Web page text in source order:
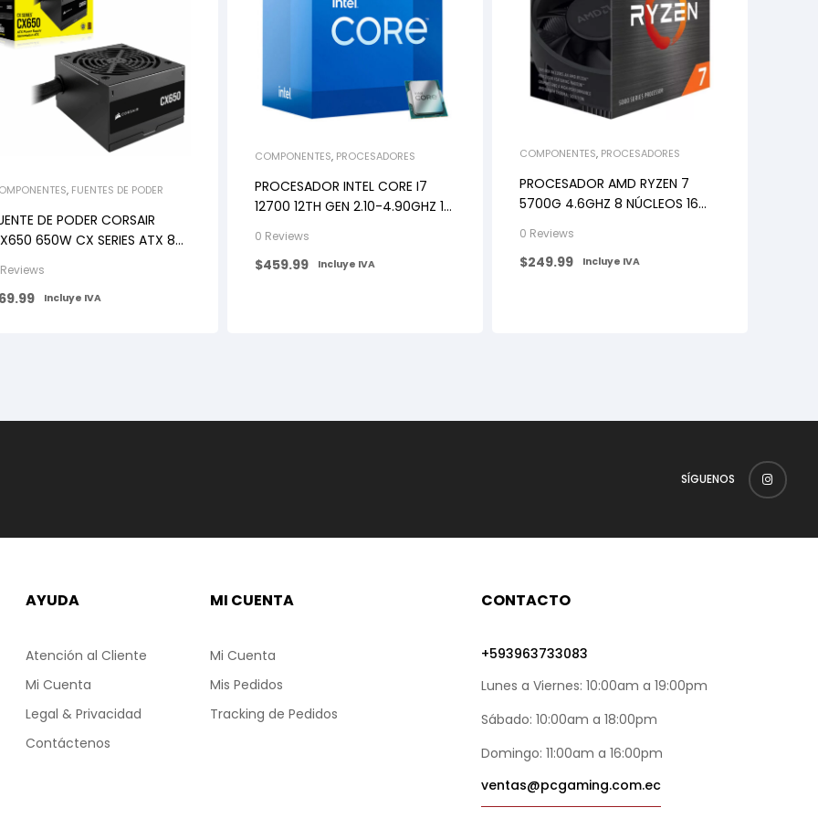
, FUENTES DE PODER
DE PODER CORSAIR
650W CX SERIES ATX 80
69.99 Incluye IVA
COMPONENTES, PROCESADORES
PROCESADOR INTEL CORE I7
12700 12TH GEN 2.10-4.90GHZ 12
0 Reviews
$459.99 Incluye IVA
COMPONENTES, PROCESADORES
PROCESADOR AMD RYZEN 7
5700G 4.6GHZ 8 NÚCLEOS 16
0 Reviews
$249.99 Incluye IVA
SÍGUENOS
AYUDA
Atención al Cliente
Mi Cuenta
Legal & Privacidad
Contáctenos
MI CUENTA
Mi Cuenta
Mis Pedidos
Tracking de Pedidos
CONTACTO
+593963733083
Lunes a Viernes: 10:00am a 19:00pm
Sábado: 10:00am a 18:00pm
Domingo: 11:00am a 16:00pm
ventas@pcgaming.com.ec